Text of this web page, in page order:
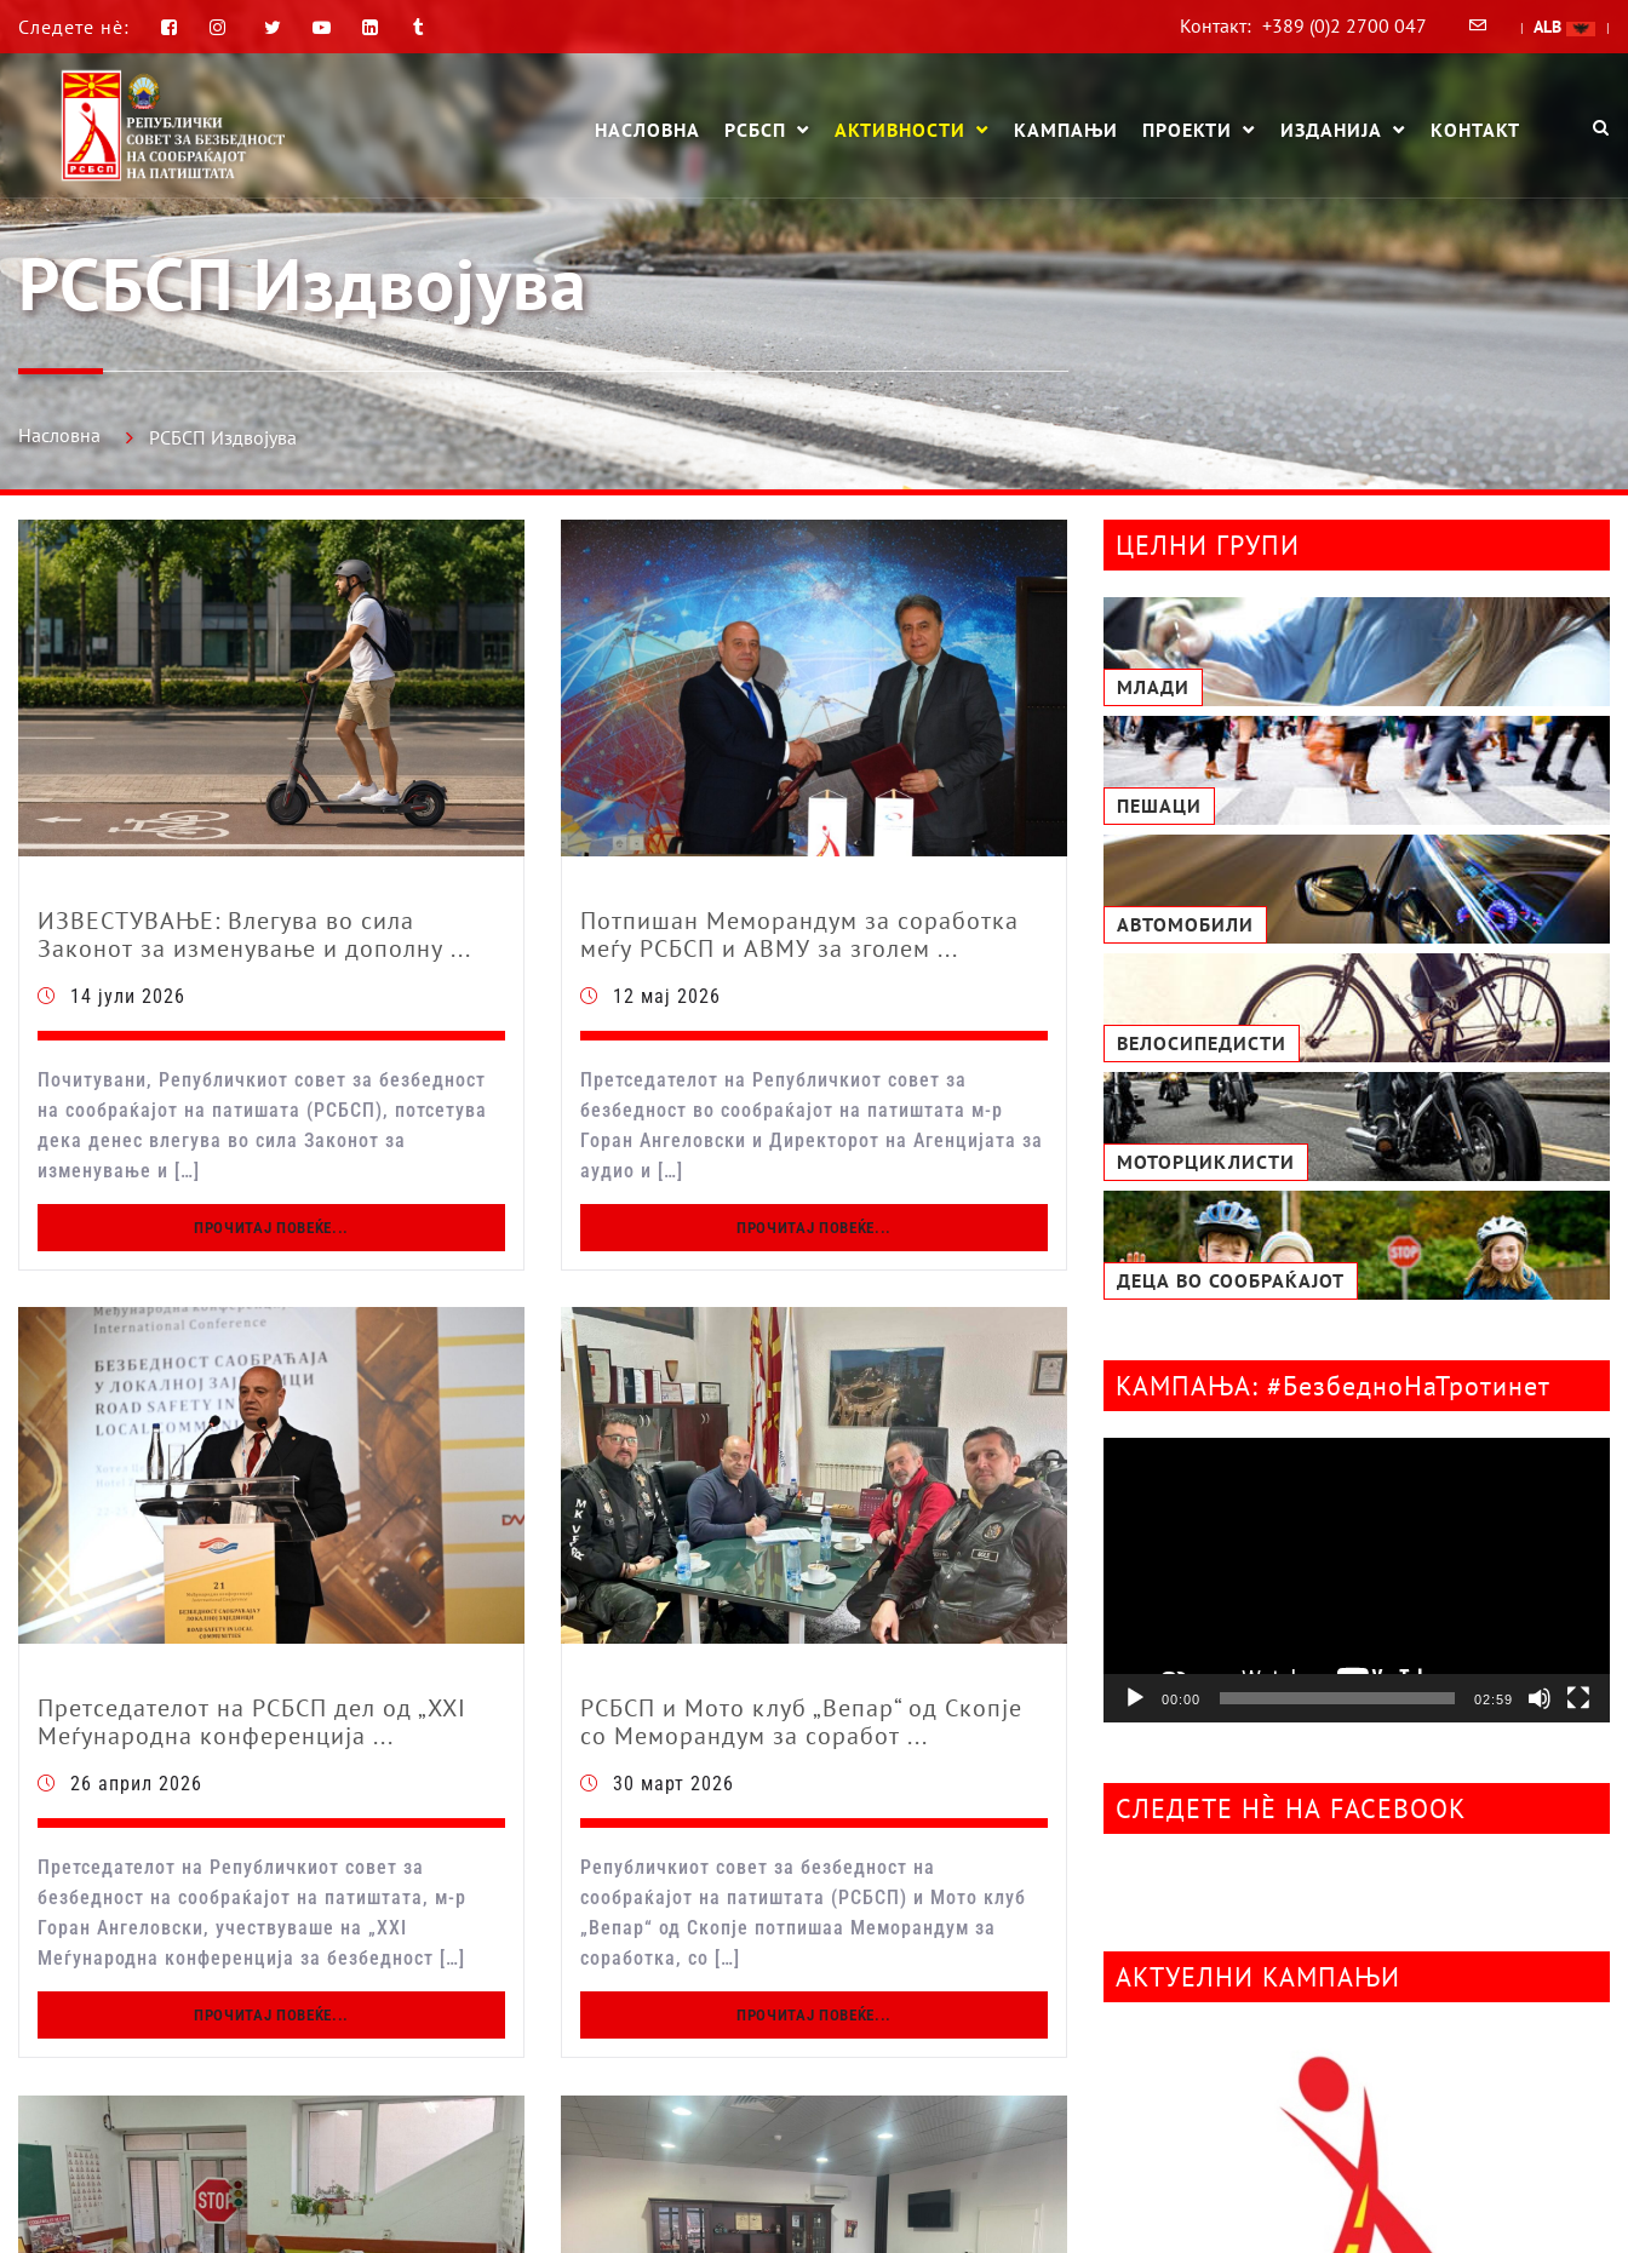
Следете нè: Контакт: +389 (0)2 2700 047 | ALB |
НАСЛОВНА РСБСП АКТИВНОСТИ КАМПАЊИ ПРОЕКТИ ИЗДАНИЈА КОНТАКТ
РСБСП Издвојува
Насловна РСБСП Издвојува
ИЗВЕСТУВАЊЕ: Влегува во сила
Законот за изменување и дополну ...
14 јули 2026
Почитувани, Републичкиот совет за безбедност
на сообраќајот на патишата (РСБСП), потсетува
дека денес влегува во сила Законот за
изменување и […]
ПРОЧИТАЈ ПОВЕЌЕ...
Потпишан Меморандум за соработка
меѓу РСБСП и АВМУ за зголем ...
12 мај 2026
Претседателот на Републичкиот совет за
безбедност во сообраќајот на патиштата м-р
Горан Ангеловски и Директорот на Агенцијата за
аудио и […]
ПРОЧИТАЈ ПОВЕЌЕ...
Претседателот на РСБСП дел од „XXI
Меѓународна конференција ...
26 април 2026
Претседателот на Републичкиот совет за
безбедност на сообраќајот на патиштата, м-р
Горан Ангеловски, учествуваше на „XXI
Меѓународна конференција за безбедност […]
ПРОЧИТАЈ ПОВЕЌЕ...
РСБСП и Мото клуб „Вепар“ од Скопје
со Меморандум за соработ ...
30 март 2026
Републичкиот совет за безбедност на
сообраќајот на патиштата (РСБСП) и Мото клуб
„Вепар“ од Скопје потпишаа Меморандум за
соработка, со […]
ПРОЧИТАЈ ПОВЕЌЕ...
ЦЕЛНИ ГРУПИ
МЛАДИ
ПЕШАЦИ
АВТОМОБИЛИ
ВЕЛОСИПЕДИСТИ
МОТОРЦИКЛИСТИ
ДЕЦА ВО СООБРАЌАЈОТ
КАМПАЊА: #БезбедноНаТротинет
00:00 02:59
СЛЕДЕТЕ НÈ НА FACEBOOK
АКТУЕЛНИ КАМПАЊИ